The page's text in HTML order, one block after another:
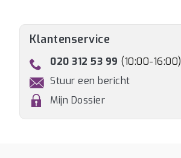
Klantenservice
020 312 53 99 (10:00-16:00)
Stuur een bericht
Mijn Dossier